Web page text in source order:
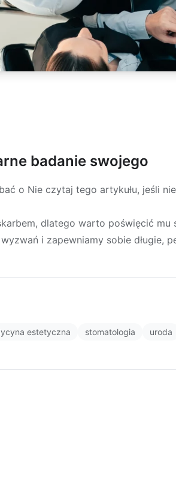
badanie swojego
o Nie czytaj tego artykułu, jeśli
dlatego warto poświęcić
i zapewniamy sobie długie,
estetyczna stomatologia uroda